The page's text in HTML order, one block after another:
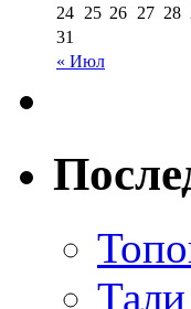
« Июл
24 25 26 27 28
31